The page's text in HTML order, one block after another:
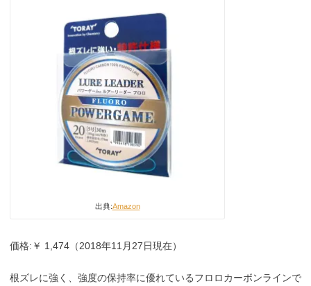
出典:Amazon
価格:￥ 1,474（2018年11月27日現在）
根ズレに強く、強度の保持率に優れているフロロカーボンラインで